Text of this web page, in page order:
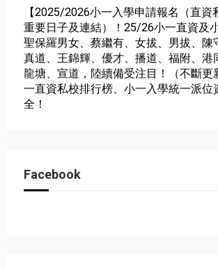
【2025/2026小一入學申請報名（直資
重要日子及連結）！25/26小一直資及
聖保羅男女、蔡繼有、女拔、男拔、陳
真道、王錦輝、優才、播道、福附、港
龍塘、宣道，陸續備受注目！（不斷更
一直資私校排行榜、小一入學統一派位
全！
Facebook